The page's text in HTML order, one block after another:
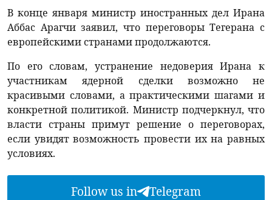
В конце января министр иностранных дел Ирана
Аббас Арагчи заявил, что переговоры Тегерана с
европейскими странами продолжаются.
По его словам, устранение недоверия Ирана к
участникам ядерной сделки возможно не
красивыми словами, а практическими шагами и
конкретной политикой. Министр подчеркнул, что
власти страны примут решение о переговорах,
если увидят возможность провести их на равных
условиях.
Follow us in Telegram